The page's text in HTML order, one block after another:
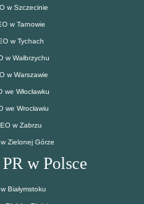
w Szczecinie
w Tarnowie
w Tychach
w Wałbrzychu
w Warszawie
Włocławku
we Wrocławiu
w Zabrzu
Zielonej Górze
w Polsce
Białymstoku